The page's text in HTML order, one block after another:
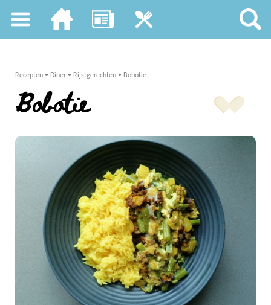
Recepten • Diner • Rijstgerechten • Bobotie
Bobotie